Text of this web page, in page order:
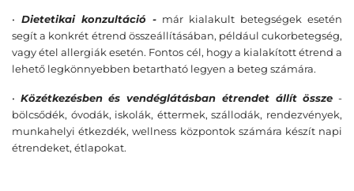
• Dietetikai konzultáció - már kialakult betegségek esetén
segít a konkrét étrend összeállításában, például cukorbetegség,
vagy étel allergiák esetén. Fontos cél, hogy a kialakított étrend a
lehető legkönnyebben betartható legyen a beteg számára.
• Közétkezésben és vendéglátásban étrendet állít össze -
bölcsődék, óvodák, iskolák, éttermek, szállodák, rendezvények,
munkahelyi étkezdék, wellness központok számára készít napi
étrendeket, étlapokat.